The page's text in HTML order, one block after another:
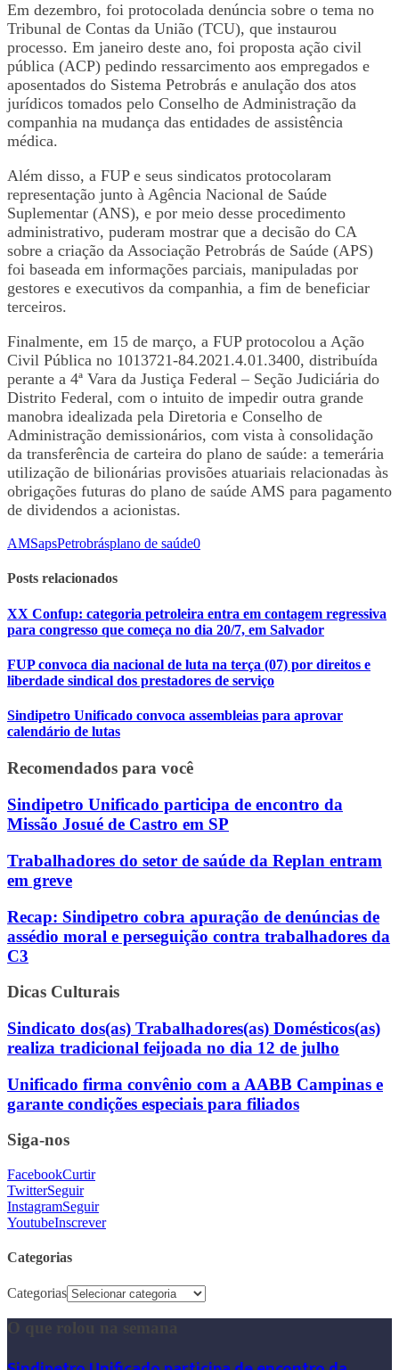
Em dezembro, foi protocolada denúncia sobre o tema no
Tribunal de Contas da União (TCU), que instaurou
processo. Em janeiro deste ano, foi proposta ação civil
pública (ACP) pedindo ressarcimento aos empregados e
aposentados do Sistema Petrobrás e anulação dos atos
jurídicos tomados pelo Conselho de Administração da
companhia na mudança das entidades de assistência
médica.
Além disso, a FUP e seus sindicatos protocolaram
representação junto à Agência Nacional de Saúde
Suplementar (ANS), e por meio desse procedimento
administrativo, puderam mostrar que a decisão do CA
sobre a criação da Associação Petrobrás de Saúde (APS)
foi baseada em informações parciais, manipuladas por
gestores e executivos da companhia, a fim de beneficiar
terceiros.
Finalmente, em 15 de março, a FUP protocolou a Ação
Civil Pública no 1013721-84.2021.4.01.3400, distribuída
perante a 4ª Vara da Justiça Federal – Seção Judiciária do
Distrito Federal, com o intuito de impedir outra grande
manobra idealizada pela Diretoria e Conselho de
Administração demissionários, com vista à consolidação
da transferência de carteira do plano de saúde: a temerária
utilização de bilionárias provisões atuariais relacionadas às
obrigações futuras do plano de saúde AMS para pagamento
de dividendos a acionistas.
AMSapsPetrobrásplano de saúde0
Posts relacionados
XX Confup: categoria petroleira entra em contagem regressiva
para congresso que começa no dia 20/7, em Salvador
FUP convoca dia nacional de luta na terça (07) por direitos e
liberdade sindical dos prestadores de serviço
Sindipetro Unificado convoca assembleias para aprovar
calendário de lutas
Recomendados para você
Sindipetro Unificado participa de encontro da
Missão Josué de Castro em SP
Trabalhadores do setor de saúde da Replan entram
em greve
Recap: Sindipetro cobra apuração de denúncias de
assédio moral e perseguição contra trabalhadores da
C3
Dicas Culturais
Sindicato dos(as) Trabalhadores(as) Domésticos(as)
realiza tradicional feijoada no dia 12 de julho
Unificado firma convênio com a AABB Campinas e
garante condições especiais para filiados
Siga-nos
FacebookCurtir
TwitterSeguir
InstagramSeguir
YoutubeInscrever
Categorias
Categorias
O que rolou na semana